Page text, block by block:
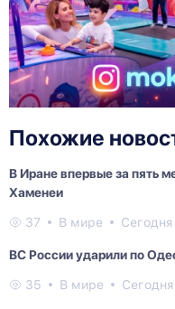
Похожие
В Иране впервые за пять
Хаменеи
37 В мире Сегодня
ВС России ударили по
35 В мире Сегодня